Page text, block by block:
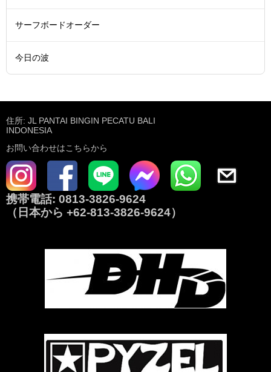
サーフボードオーダー
今日の波
住所: JL PANTAI BINGIN PECATU BALI
INDONESIA
お問い合わせはこちらから
携帯電話: 0813-3826-9624
（日本から +62-813-3826-9624）